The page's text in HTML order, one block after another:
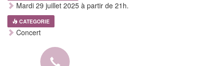
Mardi 29 juillet 2025 à partir de 21h.
CATEGORIE
Concert